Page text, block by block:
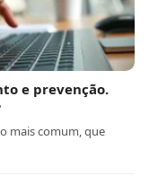
e prevenção.
mais comum, que